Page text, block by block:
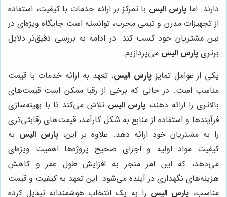
دارند. اماپارس الیس با تمرکز بر ارائه خدمات با کیفیت، استفاده
از تجهیزات مدرن و تیمی مجرب، توانسته است جایگاه ویژه‌ای در
بین مشتریان خود کسب کند. در ادامه به بررسی دقیق‌تر دلایل
برتری پارس الیس می‌پردازیم.
یکی از عوامل تمایز پارس الیس، تعهد به ارائه خدمات با قیمت
مناسب است. در حالی که برخی از رقبا ممکن است قیمت‌های
بالاتری را ارائه دهند، پارس الیس تلاش می‌کند تا با بهینه‌سازی
فرآیندها و استفاده از منابع به شکل کارآمد، قیمت‌های رقابتی‌تری
را به مشتریان خود ارائه دهد. علاوه بر این، پارس الیس به
کیفیت مواد اولیه و اجرای صحیح پروژه‌ها اهمیت ویژه‌ای
می‌دهد، که این امر منجر به افزایش طول عمر و کاهش
هزینه‌های نگهداری در آینده می‌شود. این تعهد به کیفیت و قیمت
مناسب،پارس الیس را به یک انتخاب هوشمندانه تبدیل کرده